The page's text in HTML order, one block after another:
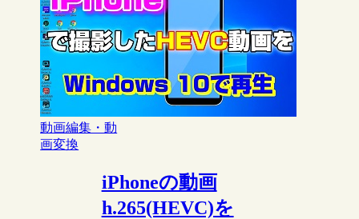
動画編集・動
画変換
iPhoneの動画
h.265(HEVC)を